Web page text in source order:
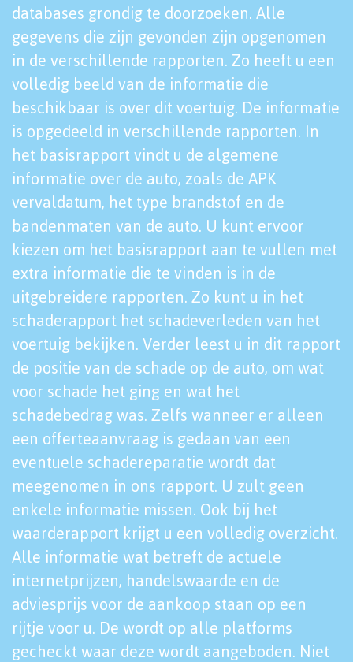
databases grondig te doorzoeken. Alle
gegevens die zijn gevonden zijn opgenomen
in de verschillende rapporten. Zo heeft u een
volledig beeld van de informatie die
beschikbaar is over dit voertuig. De informatie
is opgedeeld in verschillende rapporten. In
het basisrapport vindt u de algemene
informatie over de auto, zoals de APK
vervaldatum, het type brandstof en de
bandenmaten van de auto. U kunt ervoor
kiezen om het basisrapport aan te vullen met
extra informatie die te vinden is in de
uitgebreidere rapporten. Zo kunt u in het
schaderapport het schadeverleden van het
voertuig bekijken. Verder leest u in dit rapport
de positie van de schade op de auto, om wat
voor schade het ging en wat het
schadebedrag was. Zelfs wanneer er alleen
een offerteaanvraag is gedaan van een
eventuele schadereparatie wordt dat
meegenomen in ons rapport. U zult geen
enkele informatie missen. Ook bij het
waarderapport krijgt u een volledig overzicht.
Alle informatie wat betreft de actuele
internetprijzen, handelswaarde en de
adviesprijs voor de aankoop staan op een
rijtje voor u. De wordt op alle platforms
gecheckt waar deze wordt aangeboden. Niet